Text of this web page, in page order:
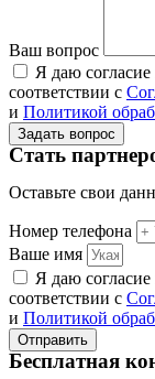
Ваш вопрос
Я даю
соответствии с
и Политикой
Задать вопрос
Стать
Оставьте свои
Номер телефона
Ваше имя
Я даю
соответствии с
и Политикой
Отправить
Бесплатная